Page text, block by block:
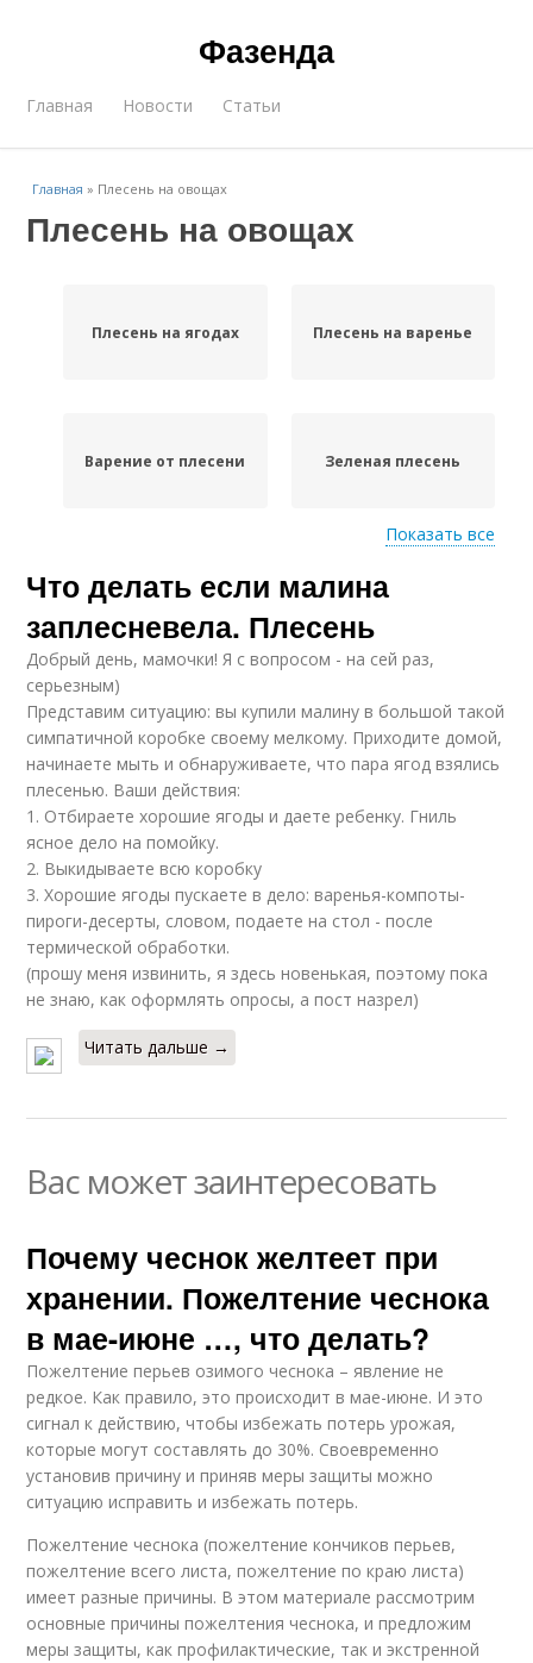
Фазенда
Главная Новости Статьи
Главная » Плесень на овощах
Плесень на овощах
Плесень на ягодах Плесень на варенье
Варение от плесени Зеленая плесень
Плесень на яблочном
пюре
Благородная плесень
Опасная плесень
Показать все
Что делать если малина
заплесневела. Плесень
Добрый день, мамочки! Я с вопросом - на сей раз,
серьезным)
Представим ситуацию: вы купили малину в большой такой
симпатичной коробке своему мелкому. Приходите домой,
начинаете мыть и обнаруживаете, что пара ягод взялись
плесенью. Ваши действия:
1. Отбираете хорошие ягоды и даете ребенку. Гниль
ясное дело на помойку.
2. Выкидываете всю коробку
3. Хорошие ягоды пускаете в дело: варенья-компоты-
пироги-десерты, словом, подаете на стол - после
термической обработки.
(прошу меня извинить, я здесь новенькая, поэтому пока
не знаю, как оформлять опросы, а пост назрел)
Читать дальше →
Вас может заинтересовать
Почему чеснок желтеет при
хранении. Пожелтение чеснока
в мае-июне …, что делать?
Пожелтение перьев озимого чеснока – явление не
редкое. Как правило, это происходит в мае-июне. И это
сигнал к действию, чтобы избежать потерь урожая,
которые могут составлять до 30%. Своевременно
установив причину и приняв меры защиты можно
ситуацию исправить и избежать потерь.
Пожелтение чеснока (пожелтение кончиков перьев,
пожелтение всего листа, пожелтение по краю листа)
имеет разные причины. В этом материале рассмотрим
основные причины пожелтения чеснока, и предложим
меры защиты, как профилактические, так и экстренной